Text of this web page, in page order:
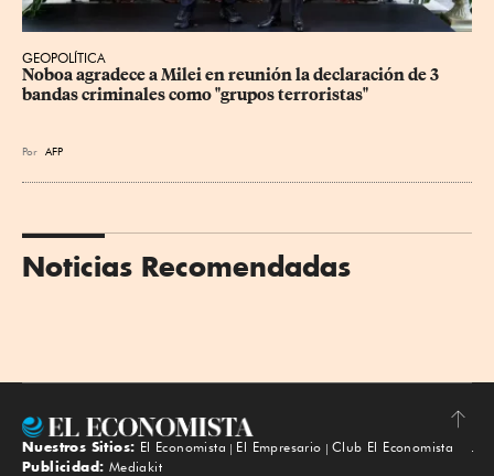
GEOPOLÍTICA
Noboa agradece a Milei en reunión la declaración de 3
bandas criminales como "grupos terroristas"
Por AFP
Noticias Recomendadas
Subir
Nuestros Sitios: El Economista El Empresario
Club El Economista
Publicidad: Mediakit